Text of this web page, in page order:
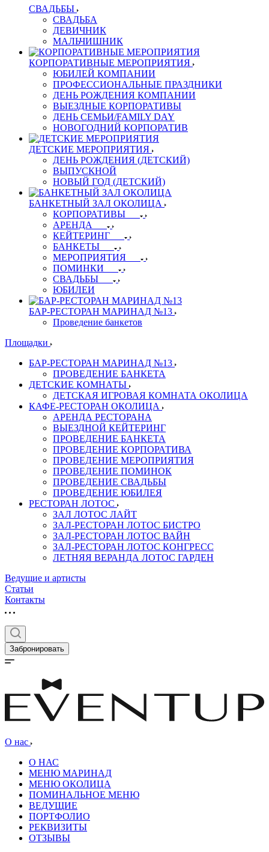
СВАДЬБЫ
СВАДЬБА
ДЕВИЧНИК
МАЛЬЧИШНИК
КОРПОРАТИВНЫЕ МЕРОПРИЯТИЯ
ЮБИЛЕЙ КОМПАНИИ
ПРОФЕССИОНАЛЬНЫЕ ПРАЗДНИКИ
ДЕНЬ РОЖДЕНИЯ КОМПАНИИ
ВЫЕЗДНЫЕ КОРПОРАТИВЫ
ДЕНЬ СЕМЬИ/FAMILY DAY
НОВОГОДНИЙ КОРПОРАТИВ
ДЕТСКИЕ МЕРОПРИЯТИЯ
ДЕНЬ РОЖДЕНИЯ (ДЕТСКИЙ)
ВЫПУСКНОЙ
НОВЫЙ ГОД (ДЕТСКИЙ)
БАНКЕТНЫЙ ЗАЛ ОКОЛИЦА
КОРПОРАТИВЫ
АРЕНДА
КЕЙТЕРИНГ
БАНКЕТЫ
МЕРОПРИЯТИЯ
ПОМИНКИ
СВАДЬБЫ
ЮБИЛЕИ
БАР-РЕСТОРАН МАРИНАД №13
Проведение банкетов
Площадки
БАР-РЕСТОРАН МАРИНАД №13
ПРОВЕДЕНИЕ БАНКЕТА
ДЕТСКИЕ КОМНАТЫ
ДЕТСКАЯ ИГРОВАЯ КОМНАТА ОКОЛИЦА
КАФЕ-РЕСТОРАН ОКОЛИЦА
АРЕНДА РЕСТОРАНА
ВЫЕЗДНОЙ КЕЙТЕРИНГ
ПРОВЕДЕНИЕ БАНКЕТА
ПРОВЕДЕНИЕ КОРПОРАТИВА
ПРОВЕДЕНИЕ МЕРОПРИЯТИЯ
ПРОВЕДЕНИЕ ПОМИНОК
ПРОВЕДЕНИЕ СВАДЬБЫ
ПРОВЕДЕНИЕ ЮБИЛЕЯ
РЕСТОРАН ЛОТОС
ЗАЛ ЛОТОС ЛАЙТ
ЗАЛ-РЕСТОРАН ЛОТОС БИСТРО
ЗАЛ-РЕСТОРАН ЛОТОС ВАЙН
ЗАЛ-РЕСТОРАН ЛОТОС КОНГРЕСС
ЛЕТНЯЯ ВЕРАНДА ЛОТОС ГАРДЕН
Ведущие и артисты
Статьи
Контакты
Забронировать
О нас
О НАС
МЕНЮ МАРИНАД
МЕНЮ ОКОЛИЦА
ПОМИНАЛЬНОЕ МЕНЮ
ВЕДУЩИЕ
ПОРТФОЛИО
РЕКВИЗИТЫ
ОТЗЫВЫ